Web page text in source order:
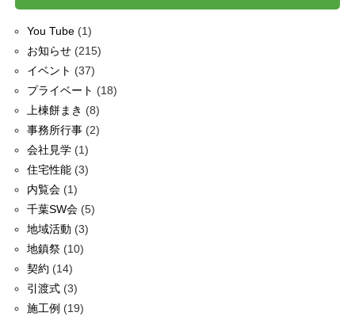
You Tube(1)
お知らせ(215)
イベント (37)
プライベート (18)
上棟餅まき (8)
事務所行事(2)
会社見学(1)
住宅性能(3)
内覧会(1)
千葉SW会(5)
地域活動 (3)
地鎮祭(10)
契約 (14)
引渡式(3)
施工例 (19)